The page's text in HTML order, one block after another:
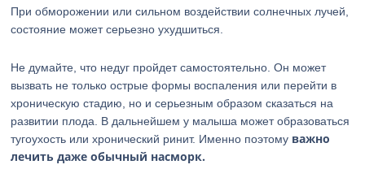
При обморожении или сильном воздействии солнечных лучей,
состояние может серьезно ухудшиться.
Не думайте, что недуг пройдет самостоятельно. Он может
вызвать не только острые формы воспаления или перейти в
хроническую стадию, но и серьезным образом сказаться на
развитии плода. В дальнейшем у малыша может образоваться
тугоухость или хронический ринит. Именно поэтому важно
лечить даже обычный насморк.